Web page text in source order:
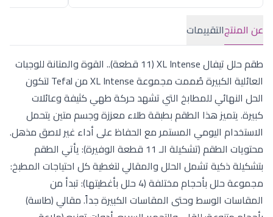
عن المنتجالتقييمات
طقم حلل تيفال XL Intense (11 قطعة).. القوة والمتانة للوجبات
العائلية الكبيرة صُممت مجموعة XL Intense من Tefal لتكون
الحل النهائي للمطابخ التي تشهد حركة طهي كثيفة وعائلات
كبيرة. يتميز هذا الطقم بطبقة طلاء معززة وجسم متين يتحمل
الاستخدام اليومي المستمر مع الحفاظ على أداء غير لاصق مذهل.
محتويات الطقم (تشكيلة الـ 11 قطعة الوفيرة): يأتي الطقم
بتشكيلة ذكية تشمل الحلل والمقالي لتغطية كل احتياجات المطبخ:
مجموعة حلل بأحجام مختلفة (4 حلل بأغطيتها): تبدأ من
المقاسات الوسط وحتى المقاسات الكبيرة جداً. مقالي (طاسة)